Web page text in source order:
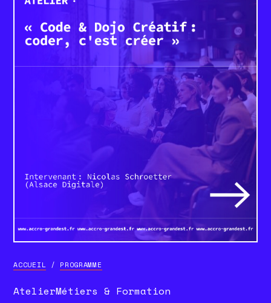
ACCUEIL / PROGRAMME
AtelierMétiers & Formation